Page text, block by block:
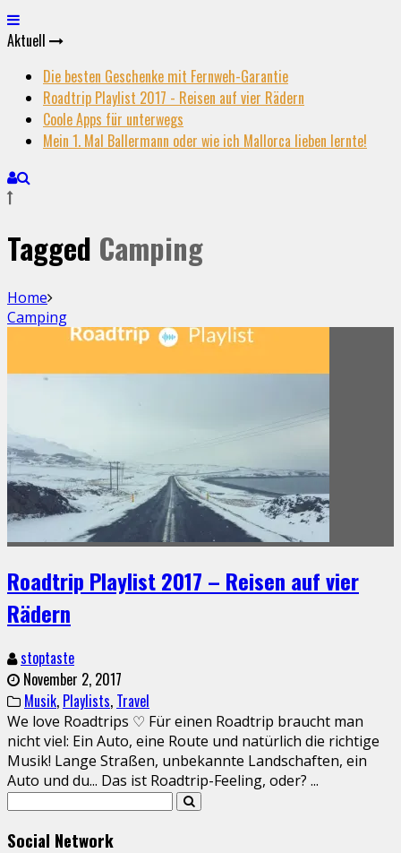
Aktuell
Die besten Geschenke mit Fernweh-Garantie
Roadtrip Playlist 2017 - Reisen auf vier Rädern
Coole Apps für unterwegs
Mein 1. Mal Ballermann oder wie ich Mallorca lieben lernte!
Tagged Camping
Home
Camping
Roadtrip Playlist 2017 – Reisen auf vier
Rädern
stoptaste
November 2, 2017
Musik, Playlists, Travel
We love Roadtrips ♡ Für einen Roadtrip braucht man
nicht viel: Ein Auto, eine Route und natürlich die richtige
Musik! Lange Straßen, unbekannte Landschaften, ein
Auto und du... Das ist Roadtrip-Feeling, oder? ...
Social Network